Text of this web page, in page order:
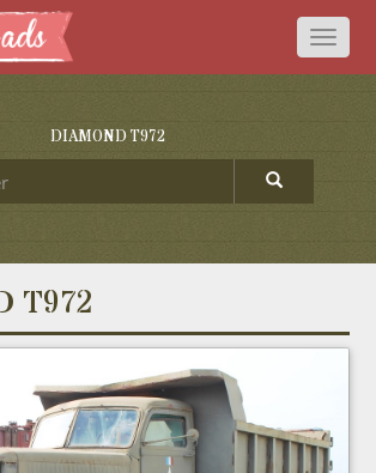
Toggle
DIAMOND T972
T972